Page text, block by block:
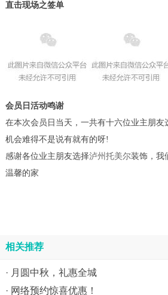
直击现场之签单
会员日活动鸣谢
在本次会员日当天，一共有十六位业主朋友
机会难得不是说有就有的呀!
感谢各位业主朋友选择泸州托美尔装饰，我
温馨的家
相关推荐
· 月圆中秋，礼惠全城
· 网络预约惊喜优惠！